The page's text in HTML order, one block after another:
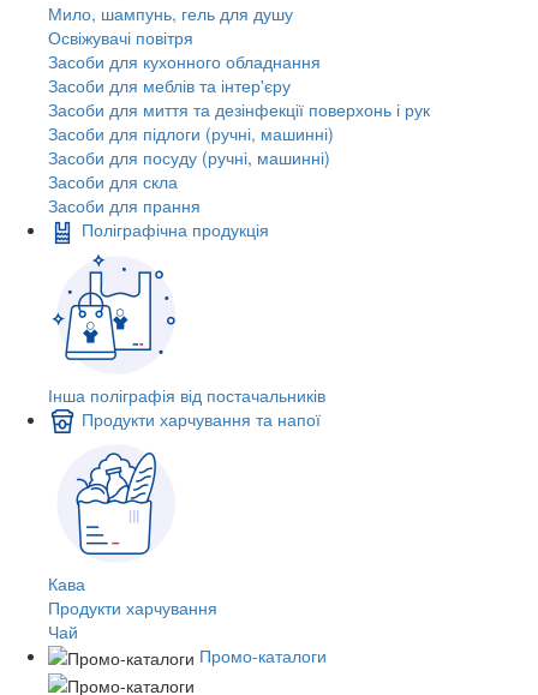
Мило, шампунь, гель для душу
Освіжувачі повітря
Засоби для кухонного обладнання
Засоби для меблів та інтер'єру
Засоби для миття та дезінфекції поверхонь і рук
Засоби для підлоги (ручні, машинні)
Засоби для посуду (ручні, машинні)
Засоби для скла
Засоби для прання
Поліграфічна продукція
Інша поліграфія від постачальників
Продукти харчування та напої
Кава
Продукти харчування
Чай
Промо-каталоги